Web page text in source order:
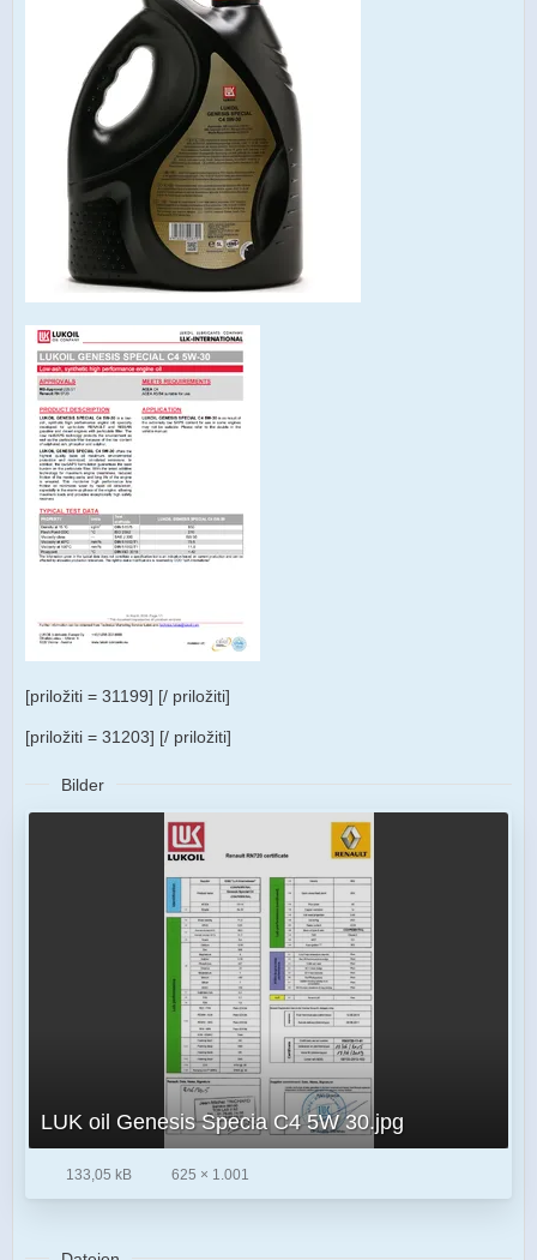
[priložiti = 31199] [/ priložiti]
[priložiti = 31203] [/ priložiti]
Bilder
LUK oil Genesis Specia C4 5W 30.jpg
133,05 kB 625 × 1.001